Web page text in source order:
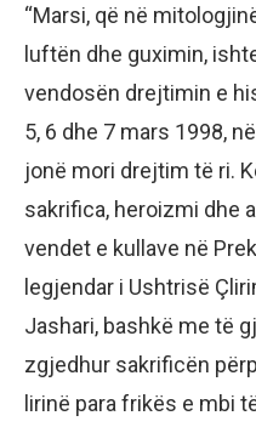
“Marsi, që në
luftën dhe guximin,
vendosën drejtimin e
5, 6 dhe 7 mars 1998,
jonë mori drejtim të ri.
sakrifica, heroizmi dhe
vendet e kullave në
legjendar i Ushtrisë
Jashari, bashkë me të
zgjedhur sakrificën
lirinë para frikës e mbi